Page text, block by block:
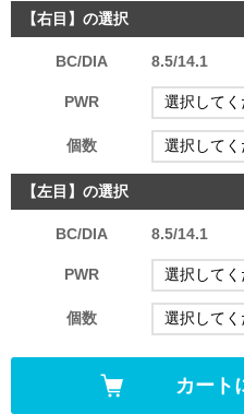
【右目】の選択
BC/DIA 8.5/14.1
PWR
個数
【左目】の選択
BC/DIA 8.5/14.1
PWR
個数